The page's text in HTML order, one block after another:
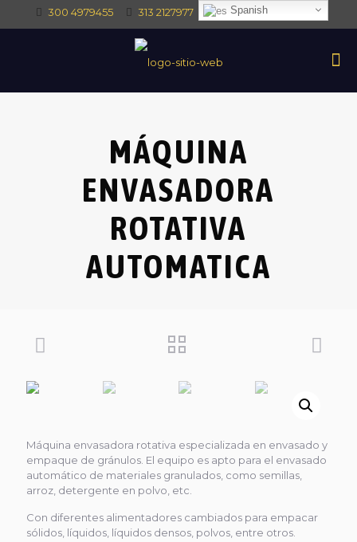
300 4979455 313 2127977 intec@intectrade.co
MÁQUINA
ENVASADORA
ROTATIVA
AUTOMATICA
Máquina envasadora rotativa especializada en envasado y
empaque de gránulos. El equipo es apto para el envasado
automático de materiales granulados, como semillas,
arroz, detergente en polvo, etc.
Con diferentes alimentadores cambiados para empacar
sólidos, líquidos, líquidos densos, polvos, entre otros.
Spanish